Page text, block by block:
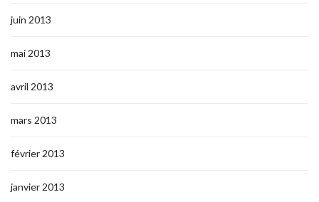
juin 2013
mai 2013
avril 2013
mars 2013
février 2013
janvier 2013